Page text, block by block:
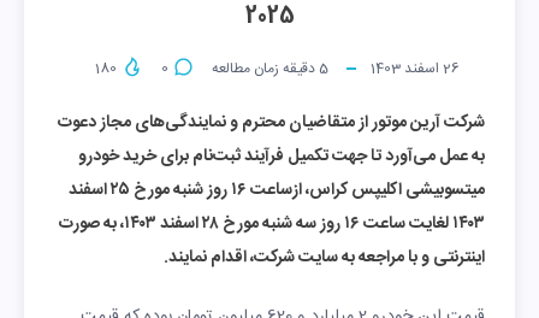
2025
26 اسفند 1403 5 دقیقه زمان مطالعه 0
شرکت آرین موتور از متقاضیان محترم و نمایندگی‌های مجاز دعوت
به عمل می‌آورد تا جهت تکمیل فرآیند ثبت‌نام برای خرید خودرو
میتسوبیشی اکلیپس کراس، ازساعت ۱۶ روز شنبه مورخ ۲۵ اسفند
۱۴۰۳ لغایت ساعت ۱۶ روز سه شنبه مورخ ۲۸ اسفند ۱۴۰۳، به صورت
اینترنتی و با مراجعه به سایت شرکت، اقدام نمایند.